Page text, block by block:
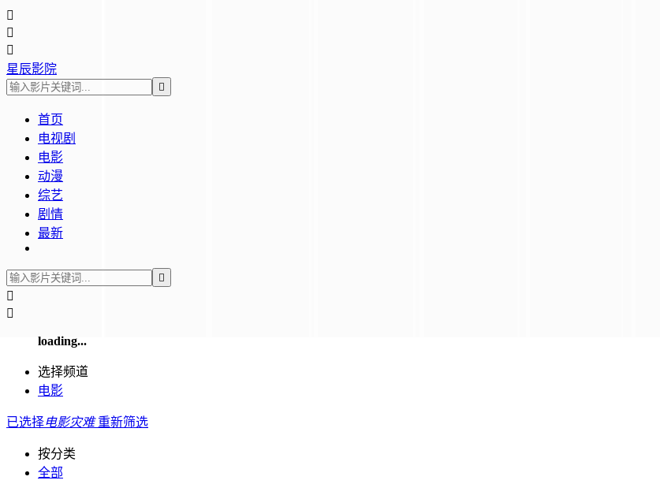



星辰影院

首页
电视剧
电影
动漫
综艺
剧情
最新



loading...
选择频道
电影
已选择电影灾难重新筛选
按分类
全部